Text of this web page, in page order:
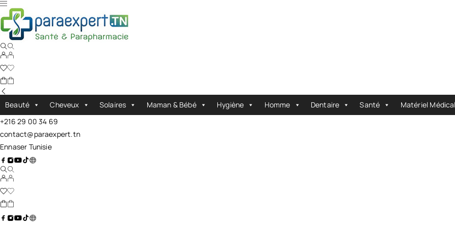
Beauté Cheveux Solaires Maman & Bébé Hygiène Homme Dentaire Santé Matériel Médical
+216 29 00 34 69
contact@paraexpert.tn
Ennaser Tunisie